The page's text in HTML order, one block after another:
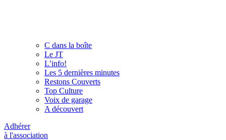
C dans la boîte
Le JT
L’info!
Les 5 dernières minutes
Restons Couverts
Top Culture
Voix de garage
A découvert
Adhérer
à l'association